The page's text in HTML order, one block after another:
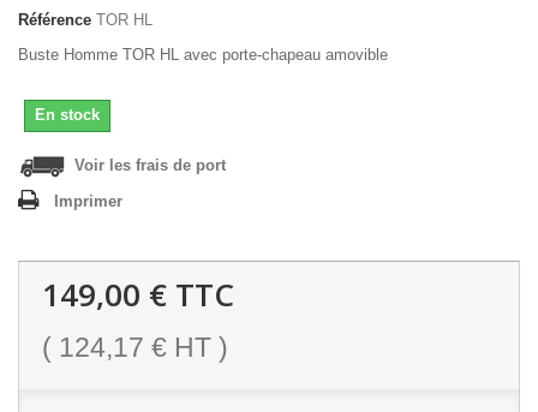
Référence TOR HL
Buste Homme TOR HL avec porte-chapeau amovible
En stock
Voir les frais de port
Imprimer
149,00 € TTC
( 124,17 € HT )